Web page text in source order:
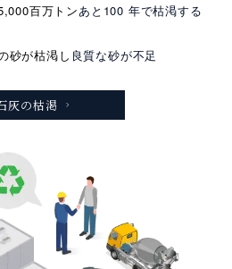
百万トンあと100 年で枯渇する
砂が枯渇し 良質な砂が不足
灰の枯渇